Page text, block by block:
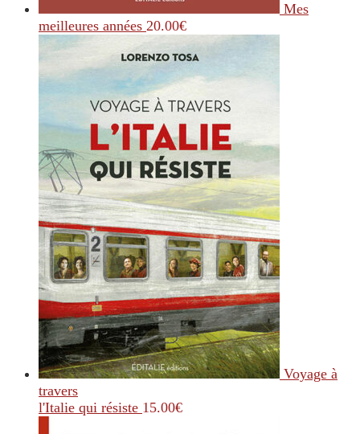
Mes
meilleures années 20.00€
Voyage à
travers
l'Italie qui résiste 15.00€